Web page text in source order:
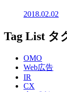
2018.02.02
Tag List タ
OMO
Web広告
IR
CX